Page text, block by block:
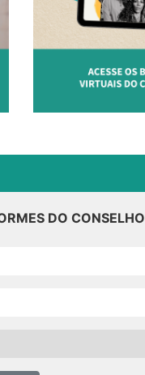
DO CONSELHO